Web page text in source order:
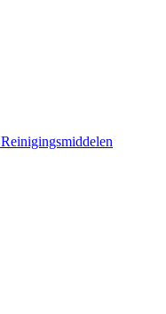
Reinigingsmiddelen